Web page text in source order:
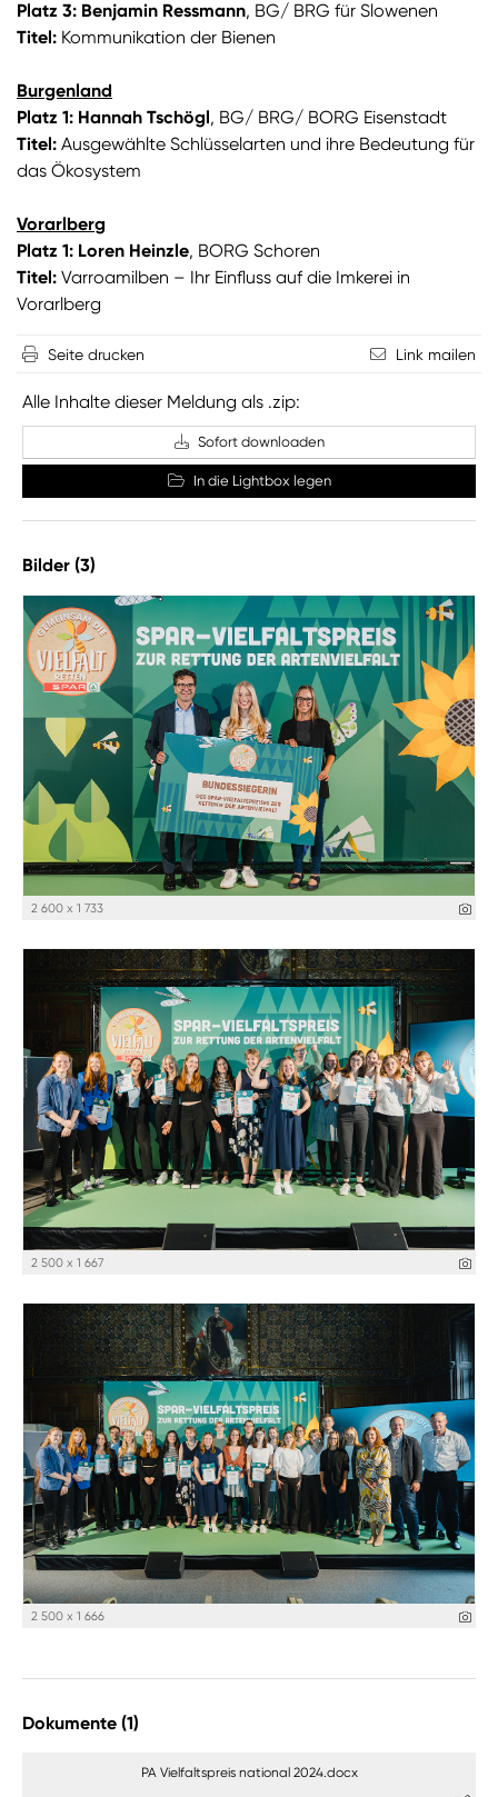
Platz 3: Benjamin Ressmann, BG/ BRG für Slowenen
Titel: Kommunikation der Bienen
Burgenland
Platz 1: Hannah Tschögl, BG/ BRG/ BORG Eisenstadt
Titel: Ausgewählte Schlüsselarten und ihre Bedeutung für
das Ökosystem
Vorarlberg
Platz 1: Loren Heinzle, BORG Schoren
Titel: Varroamilben – Ihr Einfluss auf die Imkerei in
Vorarlberg
Seite drucken Link mailen
Alle Inhalte dieser Meldung als .zip:
Sofort downloaden
In die Lightbox legen
Bilder (3)
2 600 x 1 733
2 500 x 1 667
2 500 x 1 666
Dokumente (1)
PA Vielfaltspreis national 2024.docx